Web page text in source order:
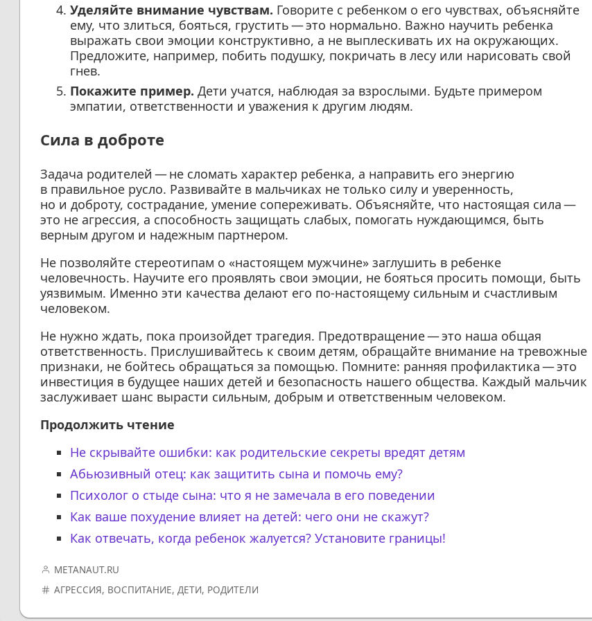
Уделяйте внимание чувствам. Говорите с ребенком о его чувствах, объясняйте
ему, что злиться, бояться, грустить — это нормально. Важно научить ребенка
выражать свои эмоции конструктивно, а не выплескивать их на окружающих.
Предложите, например, побить подушку, покричать в лесу или нарисовать свой
гнев.
Покажите пример. Дети учатся, наблюдая за взрослыми. Будьте примером
эмпатии, ответственности и уважения к другим людям.
Сила в доброте
Задача родителей — не сломать характер ребенка, а направить его энергию
в правильное русло. Развивайте в мальчиках не только силу и уверенность,
но и доброту, сострадание, умение сопереживать. Объясняйте, что настоящая сила —
это не агрессия, а способность защищать слабых, помогать нуждающимся, быть
верным другом и надежным партнером.
Не позволяйте стереотипам о «настоящем мужчине» заглушить в ребенке
человечность. Научите его проявлять свои эмоции, не бояться просить помощи, быть
уязвимым. Именно эти качества делают его по-настоящему сильным и счастливым
человеком.
Не нужно ждать, пока произойдет трагедия. Предотвращение — это наша общая
ответственность. Прислушивайтесь к своим детям, обращайте внимание на тревожные
признаки, не бойтесь обращаться за помощью. Помните: ранняя профилактика — это
инвестиция в будущее наших детей и безопасность нашего общества. Каждый мальчик
заслуживает шанс вырасти сильным, добрым и ответственным человеком.
Продолжить чтение
Не скрывайте ошибки: как родительские секреты вредят детям
Абьюзивный отец: как защитить сына и помочь ему?
Психолог о стыде сына: что я не замечала в его поведении
Как ваше похудение влияет на детей: чего они не скажут?
Как отвечать, когда ребенок жалуется? Установите границы!
METANAUT.RU
АГРЕССИЯ, ВОСПИТАНИЕ,ДЕТИ, РОДИТЕЛИ